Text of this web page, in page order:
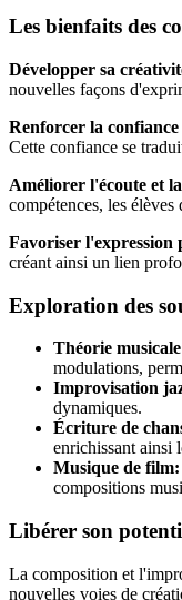
Les bienfaits des
Développer sa
nouvelles façons
Renforcer la confiance
Cette confiance se
Améliorer l'écoute et
compétences, les
Favoriser l'expression
créant ainsi un lien
Exploration des
Théorie
modulations,
Improvisation
dynamiques.
Écriture de
enrichissant ainsi
Musique de film:
compositions
Libérer son
La composition et
nouvelles voies de